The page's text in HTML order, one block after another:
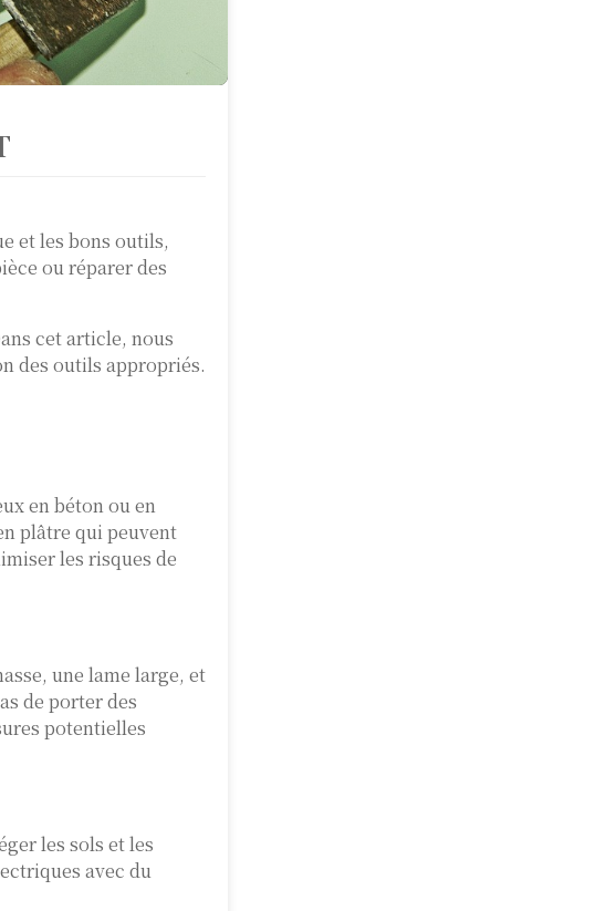
et les bons outils,
ou réparer des
cet article, nous
des outils appropriés.
en béton ou en
plâtre qui peuvent
les risques de
une lame large, et
de porter des
potentielles
les sols et les
avec du